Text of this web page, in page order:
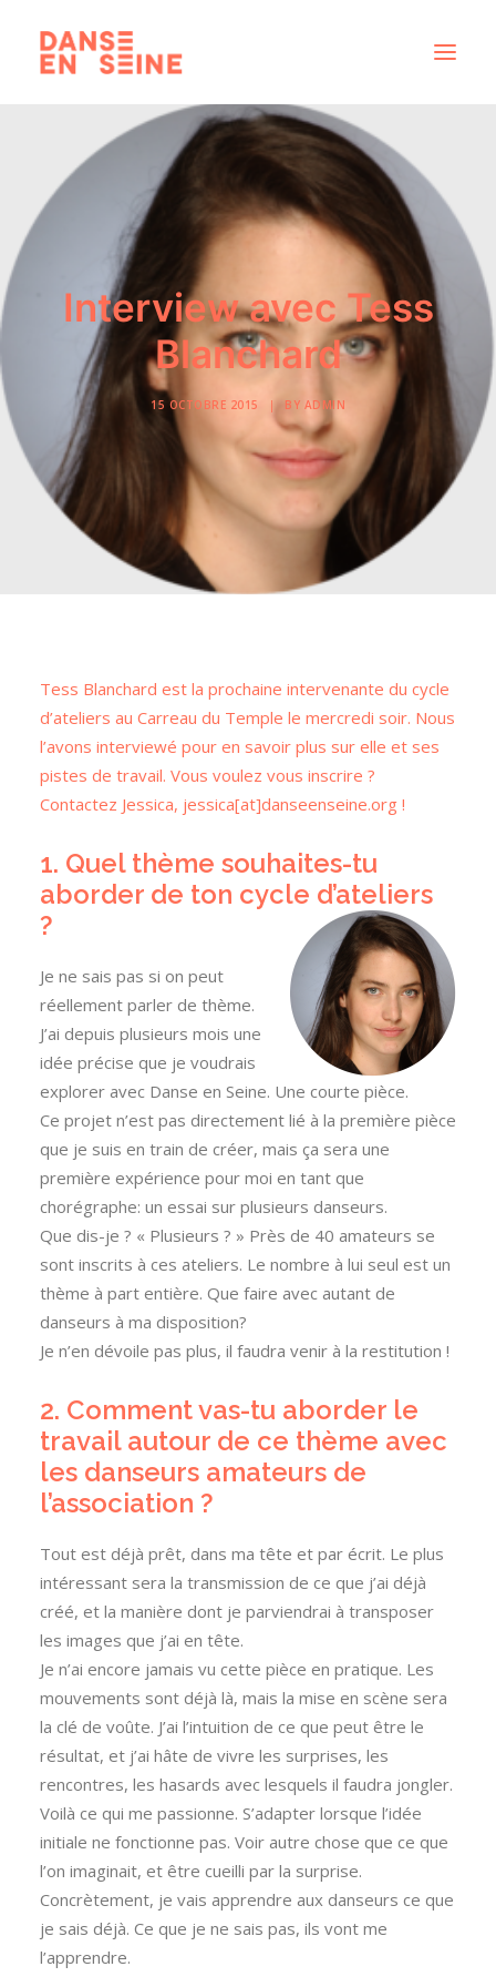
CRÉATIONS
DISPOSITIFS ARTISTIQUES
NOUS REJOINDRE
ACTUS
RECHERCHE
Interview avec Tess
Blanchard
15 OCTOBRE 2015 | BY ADMIN
Tess Blanchard est la prochaine intervenante du cycle
d’ateliers au Carreau du Temple le mercredi soir. Nous
l’avons interviewé pour en savoir plus sur elle et ses
pistes de travail. Vous voulez vous inscrire ?
Contactez Jessica, jessica[at]danseenseine.org !
1. Quel thème souhaites-tu
aborder de ton cycle d’ateliers
?
Je ne sais pas si on peut
réellement parler de thème.
J’ai depuis plusieurs mois une
idée précise que je voudrais
explorer avec Danse en Seine. Une courte pièce.
Ce projet n’est pas directement lié à la première pièce
que je suis en train de créer, mais ça sera une
première expérience pour moi en tant que
chorégraphe: un essai sur plusieurs danseurs.
Que dis-je ? « Plusieurs ? » Près de 40 amateurs se
sont inscrits à ces ateliers. Le nombre à lui seul est un
thème à part entière. Que faire avec autant de
danseurs à ma disposition?
Je n’en dévoile pas plus, il faudra venir à la restitution !
2. Comment vas-tu aborder le
travail autour de ce thème avec
les danseurs amateurs de
l’association ?
Tout est déjà prêt, dans ma tête et par écrit. Le plus
intéressant sera la transmission de ce que j’ai déjà
créé, et la manière dont je parviendrai à transposer
les images que j’ai en tête.
Je n’ai encore jamais vu cette pièce en pratique. Les
mouvements sont déjà là, mais la mise en scène sera
la clé de voûte. J’ai l’intuition de ce que peut être le
résultat, et j’ai hâte de vivre les surprises, les
rencontres, les hasards avec lesquels il faudra jongler.
Voilà ce qui me passionne. S’adapter lorsque l’idée
initiale ne fonctionne pas. Voir autre chose que ce que
l’on imaginait, et être cueilli par la surprise.
Concrètement, je vais apprendre aux danseurs ce que
je sais déjà. Ce que je ne sais pas, ils vont me
l’apprendre.